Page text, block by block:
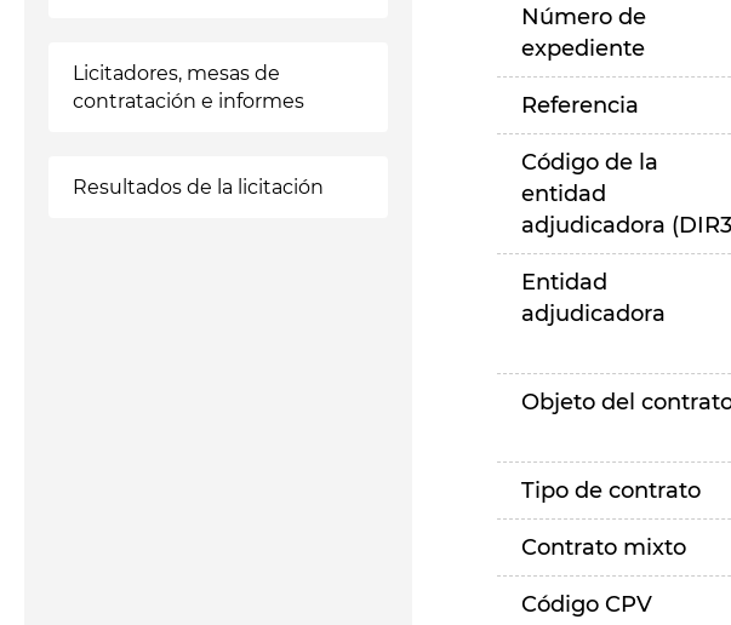
Licitadores, mesas de
contratación e informes
Resultados de la licitación
Número de
expediente
Referencia
Código de la
entidad
adjudicadora
Entidad
adjudicadora
Objeto del
Tipo de contrato
Contrato mixto
Código CPV